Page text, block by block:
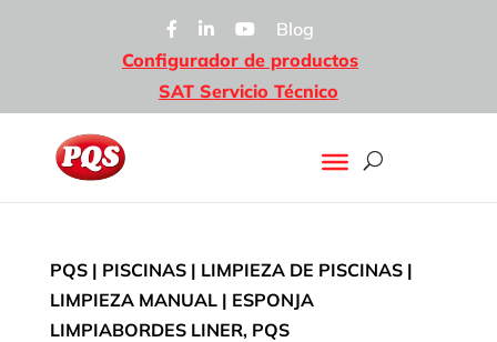
Blog
Configurador de productos
SAT Servicio Técnico
PQS| PISCINAS| LIMPIEZA DE PISCINAS|
LIMPIEZA MANUAL| ESPONJA
LIMPIABORDES LINER, PQS